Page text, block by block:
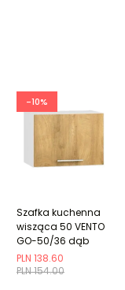
-10%
PLN 154.00
PLN 138.60
Szafka kuchenna
wisząca 50 VENTO
GO-50/36 dąb